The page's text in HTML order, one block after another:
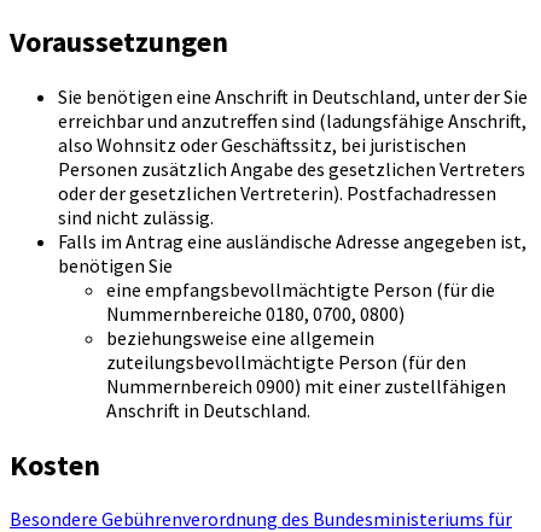
Voraussetzungen
Sie benötigen eine Anschrift in Deutschland, unter der Sie
erreichbar und anzutreffen sind (ladungsfähige Anschrift,
also Wohnsitz oder Geschäftssitz, bei juristischen
Personen zusätzlich Angabe des gesetzlichen Vertreters
oder der gesetzlichen Vertreterin). Postfachadressen
sind nicht zulässig.
Falls im Antrag eine ausländische Adresse angegeben ist,
benötigen Sie
eine empfangsbevollmächtigte Person (für die
Nummernbereiche 0180, 0700, 0800)
beziehungsweise eine allgemein
zuteilungsbevollmächtigte Person (für den
Nummernbereich 0900) mit einer zustellfähigen
Anschrift in Deutschland.
Kosten
Besondere Gebührenverordnung des Bundesministeriums für